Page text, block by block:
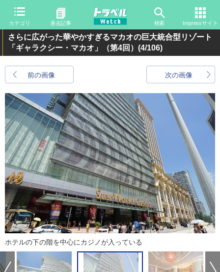
カテゴリ 過去記事 検索 Impressサイト
さらに広がった華やかすぎるマカオの巨大統合型リゾート
「ギャラクシー・マカオ」（第4回） (4/106)
前の画像 次の画像
ホテルの下の階を中心にカジノが入っている